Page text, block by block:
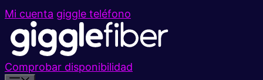
Mi cuenta giggle teléfono
Comprobar disponibilidad